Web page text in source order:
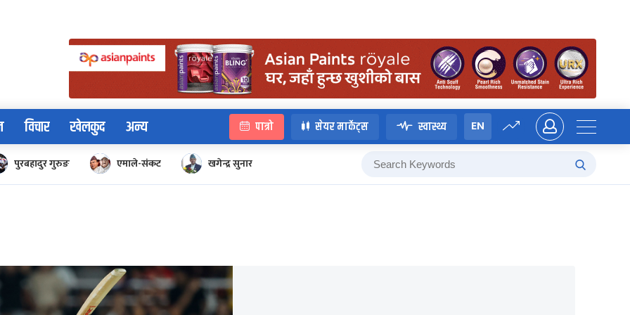
विचार खेलकुद अन्य पात्रो सेयर मार्केट्स स्वास्थ्य EN
पुरबहादुर गुरुङ एमाले-संकट खगेन्द्र सुनार